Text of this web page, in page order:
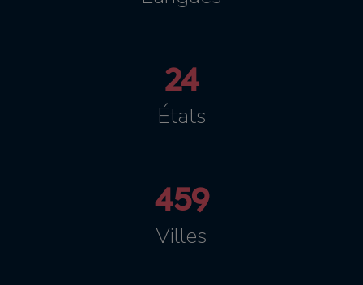
24
États
459
Villes